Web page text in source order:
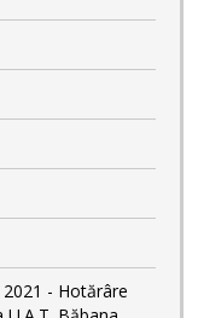
- Hotărâre